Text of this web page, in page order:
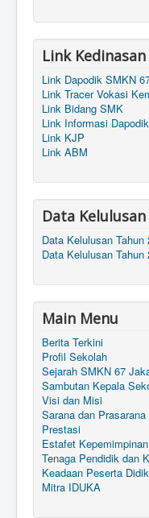
Link Kedinasan
Link Dapodik SMKN
Link Tracer Vokasi
Link Bidang SMK
Link Informasi Dapodik
Link KJP
Link ABM
Data Kelulusan
Data Kelulusan Tahun
Data Kelulusan Tahun
Main Menu
Berita Terkini
Profil Sekolah
Sejarah SMKN 67
Sambutan Kepala
Visi dan Misi
Sarana dan Prasarana
Prestasi
Estafet Kepemimpinan
Tenaga Pendidik dan
Keadaan Peserta Didik
Mitra IDUKA